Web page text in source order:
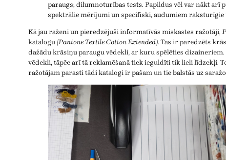
paraugs; dilumnoturības tests. Papildus vēl var nākt arī
spektrālie mērījumi un specifiski, audumiem raksturīgie
Kā jau raženi un pieredzējuši informatīvās miskastes ražotāji,
katalogu (Pantone Textile Cotton Extended). Tas ir paredzēts
dažādu krāsiņu paraugu vēdekli, ar kuru spēlēties
vēdekli, tāpēc arī tā reklamēšanā tiek ieguldīti tik lieli līdzekļi.
ražotājam parasti tādi katalogi ir pašam un tie balstās uz